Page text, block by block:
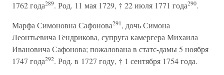
1762 года289. Род. 11 мая 1729, † 22 июля 1771 года290.
Марфа Симоновна Сафонова291, дочь Симона
Леонтьевича Гендрикова, супруга камергера Михаила
Ивановича Сафонова; пожалована в статс-дамы 5 ноября
1747 года292. Род. в 1727 году, † 1 сентября 1754 года.